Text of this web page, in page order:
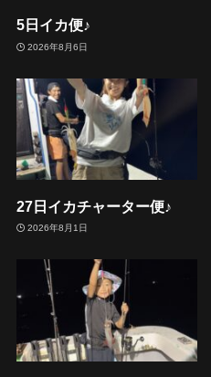
5日イカ便♪
2026年8月6日
27日イカチャーター便♪
2026年8月1日